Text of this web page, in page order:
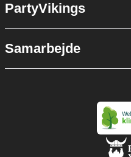
PartyVikings
Samarbejde